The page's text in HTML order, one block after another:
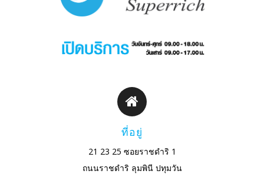
ที่อยู่
21 23 25 ซอยราชดำริ 1
ถนนราชดำริ ลุมพินี ปทุมวัน